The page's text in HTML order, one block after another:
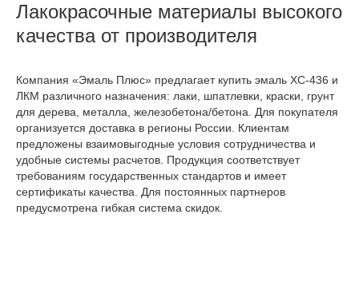
Лакокрасочные материалы высокого
качества от производителя
Компания «Эмаль Плюс» предлагает купить эмаль ХС-436 и
ЛКМ различного назначения: лаки, шпатлевки, краски, грунт
для дерева, металла, железобетона/бетона. Для покупателя
организуется доставка в регионы России. Клиентам
предложены взаимовыгодные условия сотрудничества и
удобные системы расчетов. Продукция соответствует
требованиям государственных стандартов и имеет
сертификаты качества. Для постоянных партнеров
предусмотрена гибкая система скидок.